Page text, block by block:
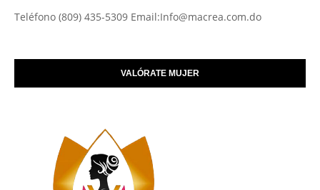
Teléfono (809) 435-5309 Email:Info@macrea.com.do
VALÓRATE MUJER